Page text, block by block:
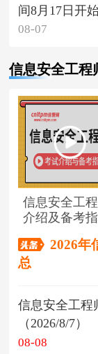
间8月17日开
08-07
信息安全工程
信息安全工
介绍及备考
2026年
总
信息安全工程
（2026/8/7）
08-08